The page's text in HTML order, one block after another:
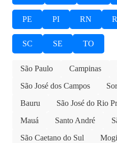
PE PI RN
SC SE TO
São Paulo Campinas
São José dos Campos
Bauru
São José do Rio
Mauá
Santo André
São Caetano do Sul